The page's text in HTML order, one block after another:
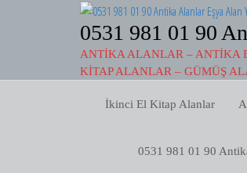
0531 981 01 90
ANTIKA ALANLAR – ANTIKA
KITAP ALANLAR – GÜMÜŞ
İkinci El Kitap Alanlar
0531 981 01 90